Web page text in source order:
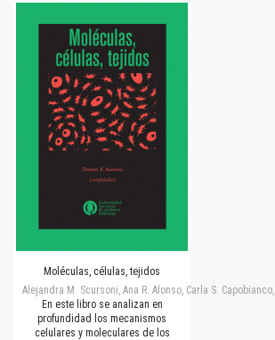
Moléculas, células, tejidos
Alejandra M. Scursoni, Ana R. Alonso, Carla S.
En este libro se analizan en
profundidad los mecanismos
celulares y moleculares de los